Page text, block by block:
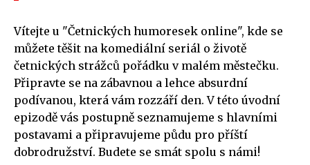
Vítejte u "Četnických humoresek online", kde se
můžete těšit na komediální seriál o životě
četnických strážců pořádku v malém městečku.
Připravte se na zábavnou a lehce absurdní
podívanou, která vám rozzáří den. V této úvodní
epizodě vás postupně seznamujeme s hlavními
postavami a připravujeme půdu pro příští
dobrodružství. Budete se smát spolu s námi!